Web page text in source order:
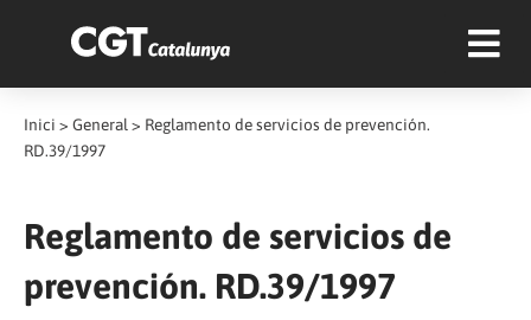
Inici > General > Reglamento de servicios de prevención.
RD.39/1997
Reglamento de servicios de
prevención. RD.39/1997